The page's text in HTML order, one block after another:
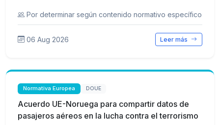
Por determinar según contenido normativo específico
06 Aug 2026 Leer más
Normativa Europea DOUE
Acuerdo UE-Noruega para compartir datos de
pasajeros aéreos en la lucha contra el terrorismo